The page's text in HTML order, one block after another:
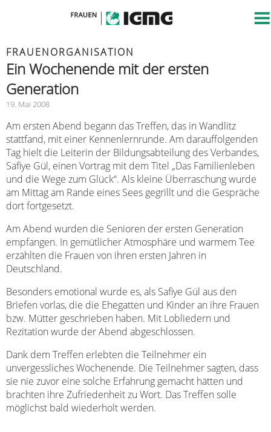
FRAUENORGANISATION
Ein Wochenende mit der ersten
Generation
19. Mai 2008
Am ersten Abend begann das Treffen, das in Wandlitz
stattfand, mit einer Kennenlernrunde. Am darauffolgenden
Tag hielt die Leiterin der Bildungsabteilung des Verbandes,
Safiye Gül, einen Vortrag mit dem Titel „Das Familienleben
und die Wege zum Glück“. Als kleine Überraschung wurde
am Mittag am Rande eines Sees gegrillt und die Gespräche
dort fortgesetzt.
Am Abend wurden die Senioren der ersten Generation
empfangen. In gemütlicher Atmosphäre und warmem Tee
erzählten die Frauen von ihren ersten Jahren in
Deutschland.
Besonders emotional wurde es, als Safiye Gül aus den
Briefen vorlas, die die Ehegatten und Kinder an ihre Frauen
bzw. Mütter geschrieben haben. Mit Lobliedern und
Rezitation wurde der Abend abgeschlossen.
Dank dem Treffen erlebten die Teilnehmer ein
unvergessliches Wochenende. Die Teilnehmer sagten, dass
sie nie zuvor eine solche Erfahrung gemacht hätten und
brachten ihre Zufriedenheit zu Wort. Das Treffen solle
möglichst bald wiederholt werden.